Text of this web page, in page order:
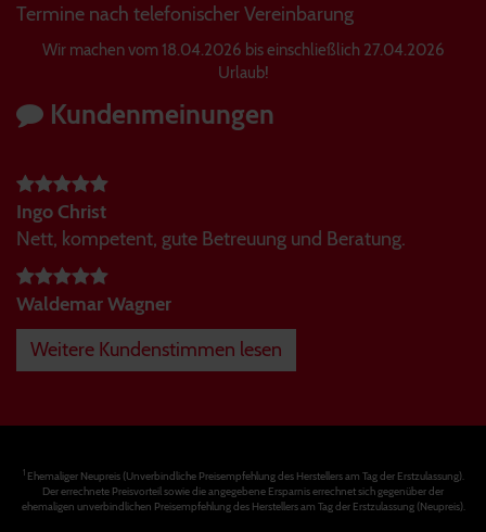
Termine nach telefonischer Vereinbarung
Wir machen vom 18.04.2026 bis einschließlich 27.04.2026
Urlaub!
Kundenmeinungen
Ingo Christ
Nett, kompetent, gute Betreuung und Beratung.
Waldemar Wagner
Weitere Kundenstimmen lesen
1Ehemaliger Neupreis (Unverbindliche Preisempfehlung des Herstellers am Tag der Erstzulassung).
Der errechnete Preisvorteil sowie die angegebene Ersparnis errechnet sich gegenüber der
ehemaligen unverbindlichen Preisempfehlung des Herstellers am Tag der Erstzulassung (Neupreis).